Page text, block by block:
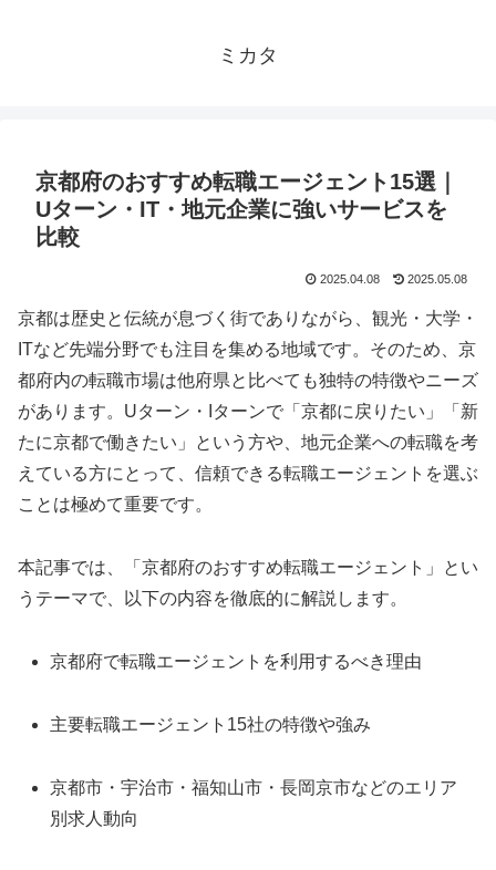
ミカタ
京都府のおすすめ転職エージェント15選｜
Uターン・IT・地元企業に強いサービスを
比較
2025.04.08 2025.05.08
京都は歴史と伝統が息づく街でありながら、観光・大学・
ITなど先端分野でも注目を集める地域です。そのため、京
都府内の転職市場は他府県と比べても独特の特徴やニーズ
があります。Uターン・Iターンで「京都に戻りたい」「新
たに京都で働きたい」という方や、地元企業への転職を考
えている方にとって、信頼できる転職エージェントを選ぶ
ことは極めて重要です。
本記事では、「京都府のおすすめ転職エージェント」とい
うテーマで、以下の内容を徹底的に解説します。
京都府で転職エージェントを利用するべき理由
主要転職エージェント15社の特徴や強み
京都市・宇治市・福知山市・長岡京市などのエリア
別求人動向